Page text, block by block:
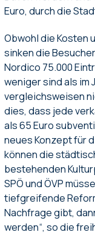
Euro, durch die
Obwohl die Kosten
sinken die
Nordico 75.000
weniger sind als im
vergleichsweisen
dies, dass jede
als 65 Euro
neues Konzept für
können die
bestehenden
SPÖ und ÖVP
tiefgreifende
Nachfrage gibt,
werden“, so die